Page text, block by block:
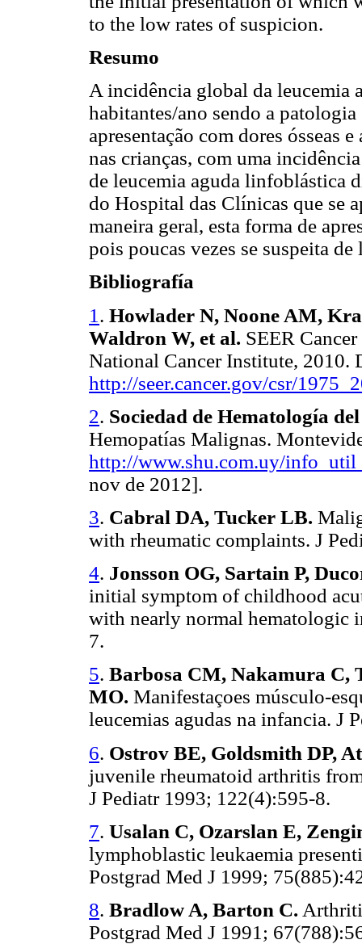
to the low rates of suspicion.
Resumo
A incidência global da leucemia
habitantes/ano sendo a
apresentação com dores ósseas
nas crianças, com uma
de leucemia aguda linfoblástica
do Hospital das Clínicas que se
maneira geral, esta forma de
pois poucas vezes se suspeita de
Bibliografía
1 . Howlader N, Noone AM,
Waldron W, et al. SEER
National Cancer Institute, 2010.
http://seer.cancer.gov/csr/
2. Sociedad de Hematología
Hemopatías Malignas.
http://www.shu.com.uy/
nov de 2012].
3. Cabral DA, Tucker LB.
with rheumatic complaints. J
4. Jonsson OG, Sartain P,
initial symptom of childhood
with nearly normal hematologic
7.
5. Barbosa CM, Nakamura
MO. Manifestaçoes músculo-
leucemias agudas na infancia. J
6. Ostrov BE, Goldsmith DP,
juvenile rheumatoid arthritis
J Pediatr 1993; 122(4):595-8.
7. Usalan C, Ozarslan E,
lymphoblastic leukaemia
Postgrad Med J 1999;
8. Bradlow A, Barton C.
Postgrad Med J 1991;